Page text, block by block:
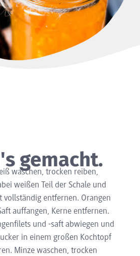
gemacht.
waschen, trocken reiben,
weißen Teil der Schale und
vollständig entfernen. Orangen
auffangen, Kerne entfernen.
und -saft abwiegen und
in einem großen Kochtopf
Minze waschen, trocken